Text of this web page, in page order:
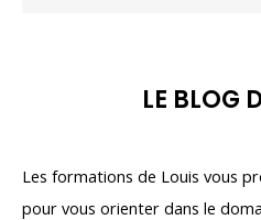
LE BLOG
Les formations de Louis vous
pour vous orienter dans le